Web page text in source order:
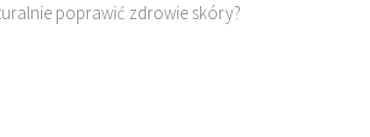
poprawić zdrowie skóry?